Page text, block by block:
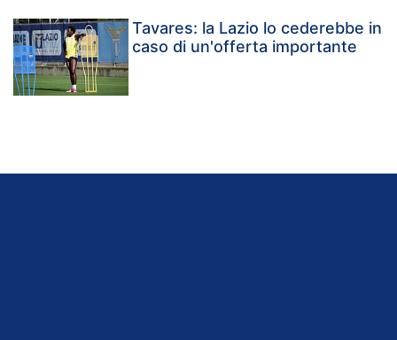
Tavares: la Lazio lo cederebbe in
caso di un'offerta importante